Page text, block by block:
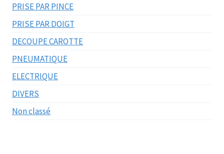
PRISE PAR PINCE
PRISE PAR DOIGT
DECOUPE CAROTTE
PNEUMATIQUE
ELECTRIQUE
DIVERS
Non classé